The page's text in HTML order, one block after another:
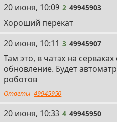
2
20 июня, 10:09 2 49945903
Хороший перекат
3
20 июня, 10:11 3 49945907
Там это, в чатах на
обновление. Будет
роботов
Ответы 49945950
4
20 июня, 10:33 4 49945950